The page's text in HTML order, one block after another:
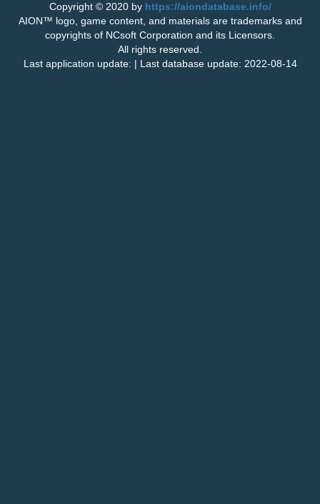
Copyright © 2020 by https://aiondatabase.info/
AION™ logo, game content, and materials are trademarks and
copyrights of NCsoft Corporation and its Licensors.
All rights reserved.
Last application update: | Last database update: 2022-08-14